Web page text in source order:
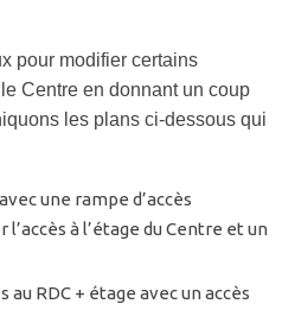
pour modifier certains
Centre en donnant un coup
les plans ci-dessous qui
une rampe d’accès
à l’étage du Centre et un
RDC + étage avec un accès